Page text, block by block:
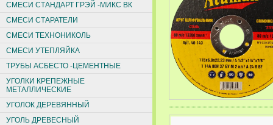
СМЕСИ СТАНДАРТ ГРЭЙ -МИКС ВК
СМЕСИ СТАРАТЕЛИ
СМЕСИ ТЕХНОНИКОЛЬ
СМЕСИ УТЕПЛЯЙКА
ТРУБЫ АСБЕСТО -ЦЕМЕНТНЫЕ
УГОЛКИ КРЕПЕЖНЫЕ
МЕТАЛЛИЧЕСКИЕ
УГОЛОК ДЕРЕВЯННЫЙ
УГОЛЬ ДРЕВЕСНЫЙ